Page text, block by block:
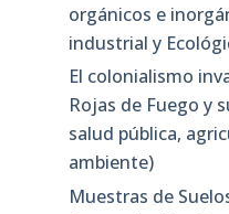
orgánicos e
industrial y
El colonialismo
Rojas de Fuego y
salud pública,
ambiente)
Muestras de